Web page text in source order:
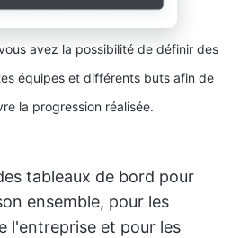
avez la possibilité de définir des
équipes et différents buts afin de
la progression réalisée.
tableaux de bord pour
ensemble, pour les
l'entreprise et pour les